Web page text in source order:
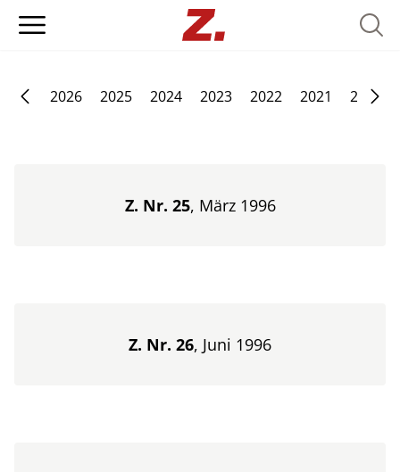
2026 2025 2024 2023 2022 2021 2020
Z. Nr. 25, März 1996
Z. Nr. 26, Juni 1996